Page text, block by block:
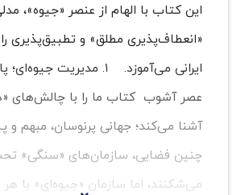
این کتاب با الهام از عنصر «جیوه»،
«انعطاف‌پذیری مطلق» و تطبیق‌پذیری
ایرانی می‌آموزد. ۱. مدیریت
عصر آشوب کتاب ما را با چالش‌های
آشنا می‌کند؛ جهانی پرنوسان، مبهم و
چنین فضایی، سازمان‌های «سنگی»
می‌شکنند، اما سازمان «جیوه‌ای» با هر